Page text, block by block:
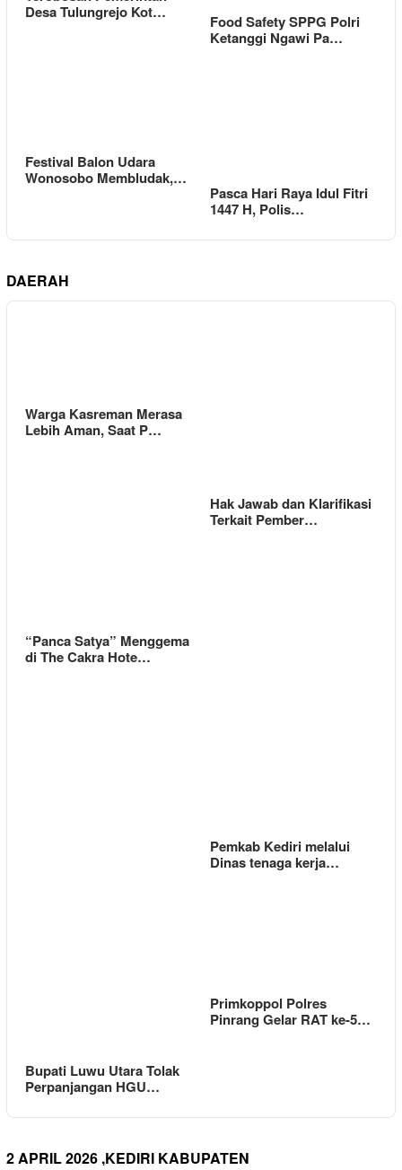
Desa Tulungrejo Kot…
Food Safety SPPG Polri
Ketanggi Ngawi Pa…
Festival Balon Udara
Wonosobo Membludak,…
Pasca Hari Raya Idul Fitri
1447 H, Polis…
DAERAH
Warga Kasreman Merasa
Lebih Aman, Saat P…
Hak Jawab dan Klarifikasi
Terkait Pember…
“Panca Satya” Menggema
di The Cakra Hote…
Pemkab Kediri melalui
Dinas tenaga kerja…
Bupati Luwu Utara Tolak
Perpanjangan HGU…
Primkoppol Polres
Pinrang Gelar RAT ke-5…
2 APRIL 2026 ,KEDIRI KABUPATEN